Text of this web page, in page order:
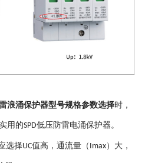
浪涌保护器型号规格参数选择时，
用的SPD低压防雷电涌保护器。
选择UC值高，通流量（ Imax）大，